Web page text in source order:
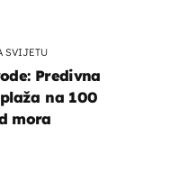
SVIJETU
Predivna
na 100
mora